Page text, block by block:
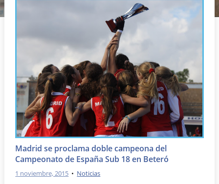
Madrid se proclama doble campeona del
Campeonato de España Sub 18 en Beteró
1 noviembre, 2015 • Noticias